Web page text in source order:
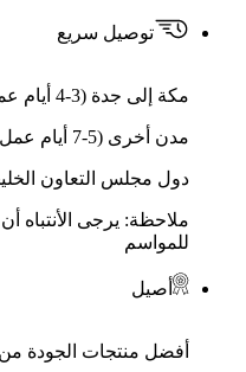
توصيل سريع
مكة إلى جدة (3-4 أيام عمل)
مدن أخرى (5-7 أيام عمل)
دول مجلس التعاون الخليجي (8-10
ملاحظة: يرجى الأنتباه
للمواسم
أصيل
أفضل منتجات الجودة من